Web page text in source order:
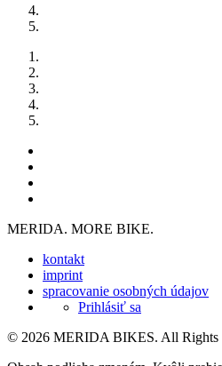
MERIDA. MORE BIKE.
kontakt
imprint
spracovanie osobných údajov
Prihlásiť sa
© 2026 MERIDA BIKES. All Rights